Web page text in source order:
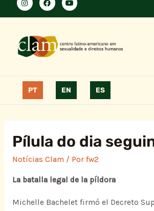
PT EN ES
Pílula do dia
Notícias Clam/ Por fw2
La batalla legal de la píldora
Michelle Bachelet firmó el Decreto